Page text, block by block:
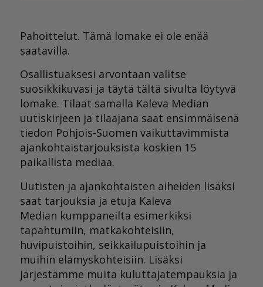
Pahoittelut. Tämä lomake ei ole enää
saatavilla.
Osallistuaksesi arvontaan valitse
suosikkikuvasi ja täytä tältä sivulta löytyvä
lomake. Tilaat samalla Kaleva Median
uutiskirjeen ja tilaajana saat ensimmäisenä
tiedon Pohjois-Suomen vaikuttavimmista
ajankohtaistarjouksista koskien 15
paikallista mediaa.
Uutisten ja ajankohtaisten aiheiden lisäksi
saat tarjouksia ja etuja Kaleva
Median kumppaneilta esimerkiksi
tapahtumiin, matkakohteisiin,
huvipuistoihin, seikkailupuistoihin ja
muihin elämyskohteisiin. Lisäksi
järjestämme muita kuluttajatempauksia ja